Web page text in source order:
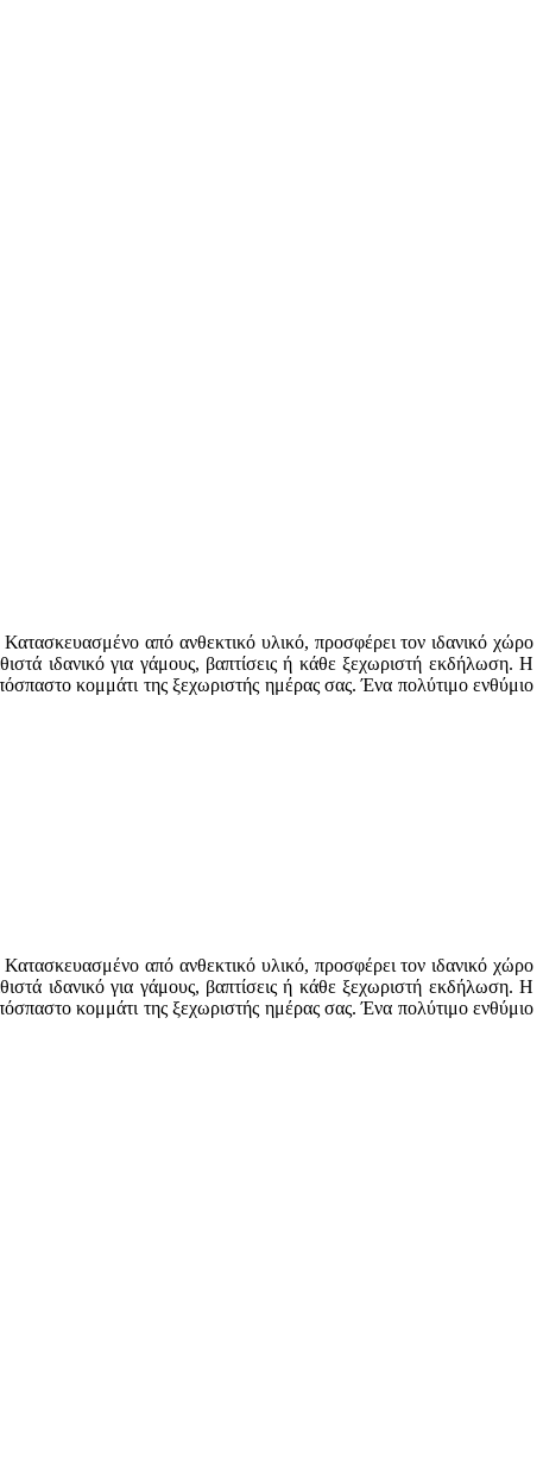
Κατασκευασμένο από ανθεκτικό υλικό, προσφέρει τον ιδανικό χώρο
ιδανικό για γάμους, βαπτίσεις ή κάθε ξεχωριστή εκδήλωση. Η
κομμάτι της ξεχωριστής ημέρας σας. Ένα πολύτιμο ενθύμιο
Κατασκευασμένο από ανθεκτικό υλικό, προσφέρει τον ιδανικό χώρο
ιδανικό για γάμους, βαπτίσεις ή κάθε ξεχωριστή εκδήλωση. Η
κομμάτι της ξεχωριστής ημέρας σας. Ένα πολύτιμο ενθύμιο